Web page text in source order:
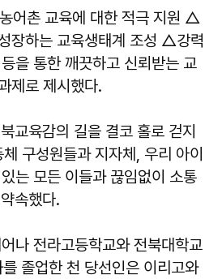
어촌 교육에 대한 적극 지원 △
장하는 교육생태계 조성 △강력
을 통한 깨끗하고 신뢰받는 교
제로 제시했다.
교육감의 길을 결코 홀로 걷지
구성원들과 지자체, 우리 아이
는 모든 이들과 끊임없이 소통
속했다.
나 전라고등학교와 전북대학교
졸업한 천 당선인은 이리고와